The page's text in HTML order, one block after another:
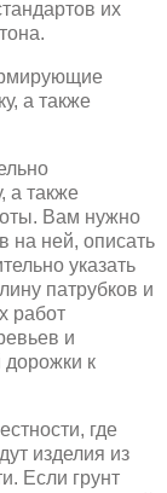
их
а также
а также
Вам нужно
на ней, описать
указать
патрубков и
работ
и
дорожки к
где
изделия из
Если грунт